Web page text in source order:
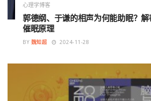
心理学博客
郭德纲、于谦的相声为何能助眠？解
催眠原理
BY 魏知超 2024-11-28